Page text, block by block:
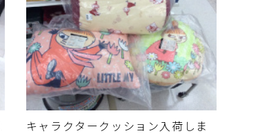
キャラクタークッション入荷しま